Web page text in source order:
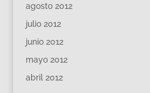
agosto 2012
julio 2012
junio 2012
mayo 2012
abril 2012